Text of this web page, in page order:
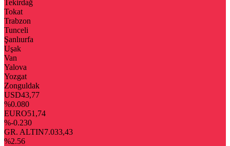
Tekirdağ
Tokat
Trabzon
Tunceli
Şanlıurfa
Uşak
Van
Yalova
Yozgat
Zonguldak
USD43,77
%0.080
EURO51,74
%-0.230
GR. ALTIN7.033,43
%2.56